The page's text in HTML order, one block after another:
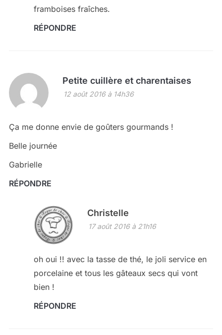
framboises fraîches.
RÉPONDRE
Petite cuillère et charentaises
12 août 2016 à 14h36
Ça me donne envie de goûters gourmands !
Belle journée
Gabrielle
RÉPONDRE
Christelle
17 août 2016 à 21h16
oh oui !! avec la tasse de thé, le joli service en
porcelaine et tous les gâteaux secs qui vont
bien !
RÉPONDRE